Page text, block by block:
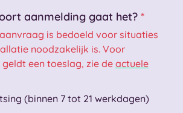
aanmelding gaat het? *
is bedoeld voor situaties
noodzakelijk is. Voor
een toeslag, zie de actuele
(binnen 7 tot 21 werkdagen)